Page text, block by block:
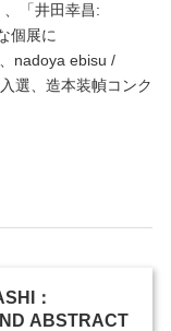
「井田幸昌:
個展に
nadoya ebisu /
選、造本装幀コンク
：
ABSTRACT